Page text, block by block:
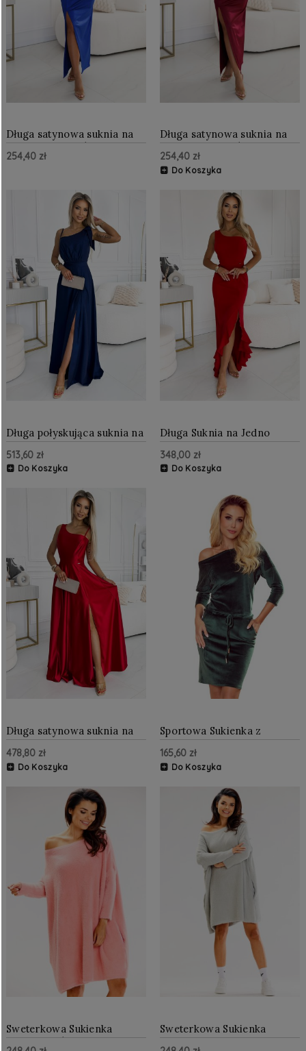
Długa satynowa suknia na
jedno ramię z różami
Chabrowa
254,40 zł
Długa satynowa suknia na
jedno ramię z różami
Bordowa
254,40 zł
Do Koszyka
Długa połyskująca suknia na
jedno ramię z kokardą
Granatowa NU528-1
513,60 zł
Do Koszyka
Długa Suknia na Jedno
Ramię Czerwona NU317-4
348,00 zł
Do Koszyka
Długa satynowa suknia na
jedno ramię Czerwona
NU524-1
478,80 zł
Do Koszyka
Sportowa Sukienka z
Odkrytym Ramieniem
Butelkowa Zieleń NU13-134
165,60 zł
Do Koszyka
Sweterkowa Sukienka
Oversize Różowa AW618
Sweterkowa Sukienka
Oversize Szara AW618